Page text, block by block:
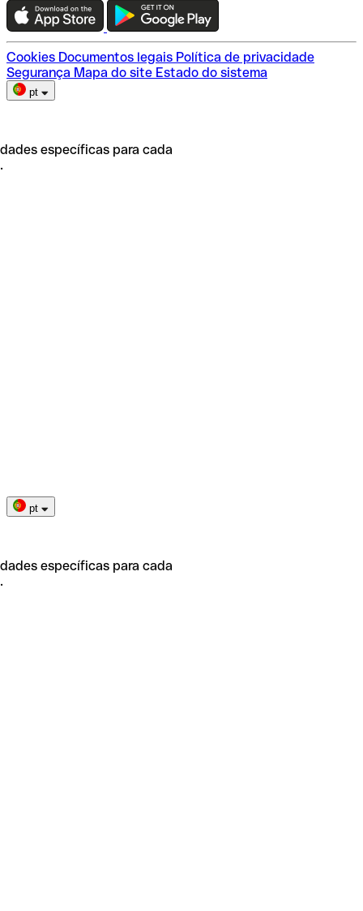
Escolha do plano
Cookies Documentos legais Política de privacidade
Segurança Mapa do site Estado do sistema
pt
específicas para cada
pt
específicas para cada